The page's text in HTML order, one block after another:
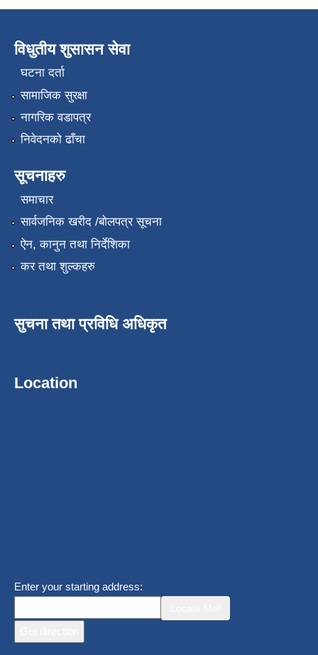
विधुतीय शुसासन सेवा
घटना दर्ता
सामाजिक सुरक्षा
नागरिक वडापत्र
निवेदनको ढाँचा
सूचनाहरु
समाचार
सार्वजनिक खरीद /बोलपत्र सूचना
ऐन, कानुन तथा निर्देशिका
कर तथा शुल्कहरु
सुचना तथा प्रविधि अधिकृत
Location
Enter your starting address: